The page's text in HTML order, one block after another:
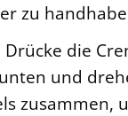
zu
Drücke die
und
zusammen,